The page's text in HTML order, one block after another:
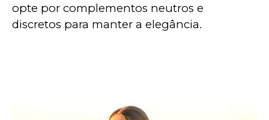
opte por complementos neutros e
discretos para manter a elegância.